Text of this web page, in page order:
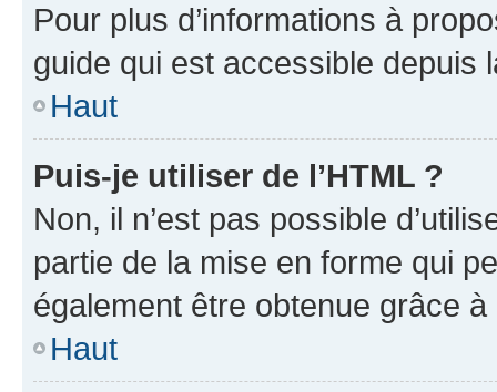
Pour plus d’informations à
guide qui est accessible depuis
Haut
Puis-je utiliser de l’HTML ?
Non, il n’est pas possible
partie de la mise en forme qui
également être obtenue grâce à
Haut